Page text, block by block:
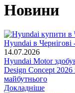
Новини
14.07.2026
Hyundai Motor
Design Concept 2026
майбутнього
Докладніше